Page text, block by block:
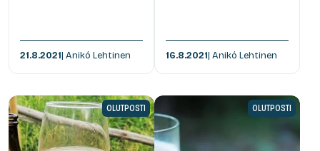
21.8.2021| Anikó Lehtinen 16.8.2021| Anikó Lehtinen
OLUTPOSTI OLUTPOSTI